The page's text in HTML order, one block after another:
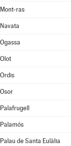
Mont-ras
Navata
Ogassa
Olot
Ordis
Osor
Palafrugell
Palamós
Palau de Santa Eulàlia